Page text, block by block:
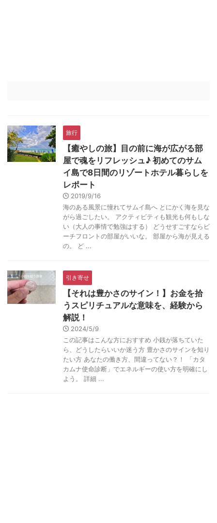
旅行
【癒やしの旅】目の前に海が広がる部
屋で魂をリフレッシュ♪ 初めてのサム
イ島で8日間のリゾートホテル暮らしを
レポート
2019/9/16
海のある風景に憧れてサムイ島へ とにかく海を見な
がら過ごしたい。 アクティビティも観光も何もしな
い（大人の事情で勉強はする） どうせすごすならビ
ーチフロントの部屋がいいな。 部屋から海が見える
の。 ど ...
引き寄せ
【それは豊かさのサイン！】お金を拾
うスピリチュアルな意味を、経験から
解説！
2024/5/9
この記事はこんな方におすすめ 小銭が落ちていた
ら、どうしたらいいか迷う方 豊かさのサインを知り
たい方 あなたの働き方、間違ってない？！ 「カタ
カムナ使命診断」でエネルギーの使い方を明確にし
よう。 詳細 ...